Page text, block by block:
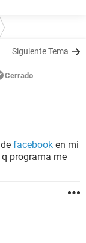
Siguiente Tema
Cerrado
facebook en mi
programa me